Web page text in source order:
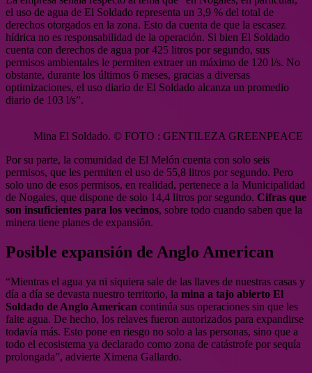
el uso de agua de El Soldado representa un 3,9 % del total de
derechos otorgados en la zona. Esto da cuenta de que la escasez
hídrica no es responsabilidad de la operación. Si bien El Soldado
cuenta con derechos de agua por 425 litros por segundo, sus
permisos ambientales le permiten extraer un máximo de 120 l/s. No
obstante, durante los últimos 6 meses, gracias a diversas
optimizaciones, el uso diario de El Soldado alcanza un promedio
diario de 103 l/s”.
Mina El Soldado. © FOTO : GENTILEZA GREENPEACE
Por su parte, la comunidad de El Melón cuenta con solo seis
permisos, que les permiten el uso de 55,8 litros por segundo. Pero
solo uno de esos permisos, en realidad, pertenece a la Municipalidad
de Nogales, que dispone de solo 14,4 litros por segundo. Cifras que
son insuficientes para los vecinos, sobre todo cuando saben que la
minera tiene planes de expansión.
Posible expansión de Anglo American
“Mientras el agua ya ni siquiera sale de las llaves de nuestras casas y
día a día se devasta nuestro territorio, la mina a tajo abierto El
Soldado de Anglo American continúa sus operaciones sin que les
falte agua. De hecho, los relaves fueron autorizados para expandirse
todavía más. Esto pone en riesgo no solo a las personas, sino que a
todo el ecosistema ya declarado como zona de catástrofe por sequía
prolongada”, advierte Ximena Gallardo.